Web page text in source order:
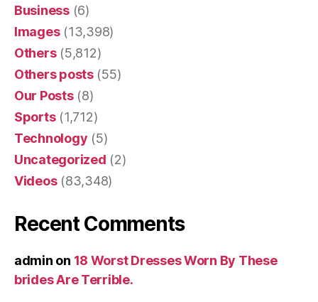
Business(6)
Images(13,398)
Others(5,812)
Others posts(55)
Our Posts(8)
Sports(1,712)
Technology (5)
Uncategorized (2)
Videos(83,348)
Recent Comments
admin on 18 Worst Dresses Worn By These
brides Are Terrible.